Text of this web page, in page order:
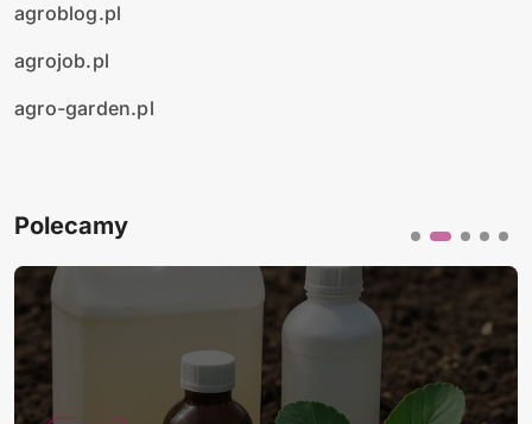
agroblog.pl
agrojob.pl
agro-garden.pl
Polecamy